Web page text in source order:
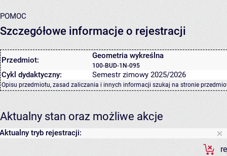
POMOC
Szczegółowe informacje o rejestracji
Przedmiot: Geometria wykreślna
100-BUD-1N-095
Cykl dydaktyczny: Semestr zimowy 2025/2026
Opisu przedmiotu, zasad zaliczania i innych informacji szukaj na stronie
Aktualny stan oraz możliwe akcje
Aktualny tryb rejestracji: